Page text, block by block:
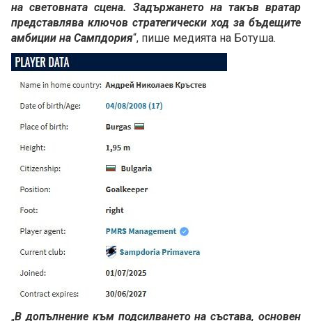
на световната сцена. Задържането на такъв вратар
представлява ключов стратегически ход за бъдещите
амбиции на Сампдория“, пише медията на Ботуша.
„В допълнение към подсилването на състава, основен